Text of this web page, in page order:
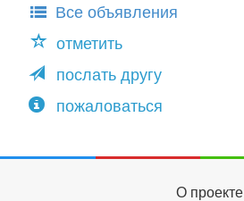
Все объявления
отметить
послать другу
пожаловаться
О проекте